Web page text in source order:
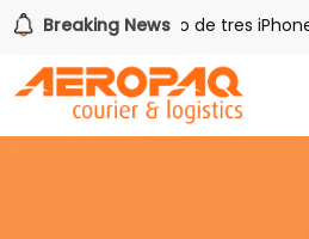
Breaking News
Gana uno de tres iPhone